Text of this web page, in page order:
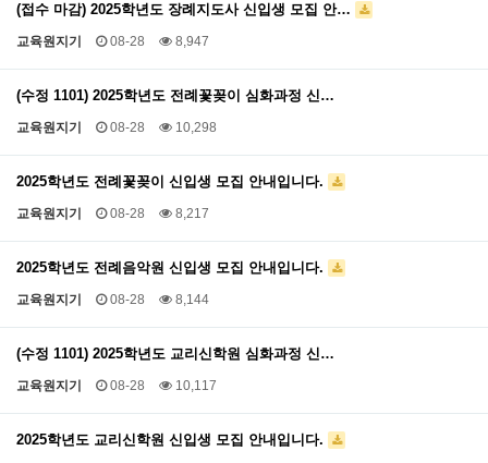
(접수 마감) 2025학년도 장례지도사 신입생 모집 안…
교육원지기 08-28 8,947
(수정 1101) 2025학년도 전례꽃꽂이 심화과정 신…
교육원지기 08-28 10,298
2025학년도 전례꽃꽂이 신입생 모집 안내입니다.
교육원지기 08-28 8,217
2025학년도 전례음악원 신입생 모집 안내입니다.
교육원지기 08-28 8,144
(수정 1101) 2025학년도 교리신학원 심화과정 신…
교육원지기 08-28 10,117
2025학년도 교리신학원 신입생 모집 안내입니다.